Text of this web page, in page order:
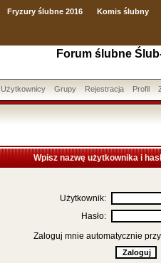
Fryzury ślubne 2016 Komis ślubny
Forum ślubne
Użytkownicy Grupy Rejestracja Profil
Wpisz nazwę użytkownika i
Użytkownik:
Hasło:
Zaloguj mnie automatycznie